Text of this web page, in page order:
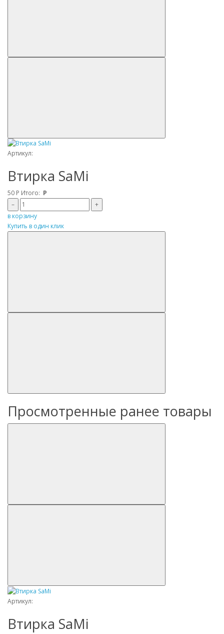
Артикул:
Втирка SaMi
50 Р Итого: Р
–
+
в корзину
Купить в один клик
Просмотренные ранее товары
Артикул:
Втирка SaMi